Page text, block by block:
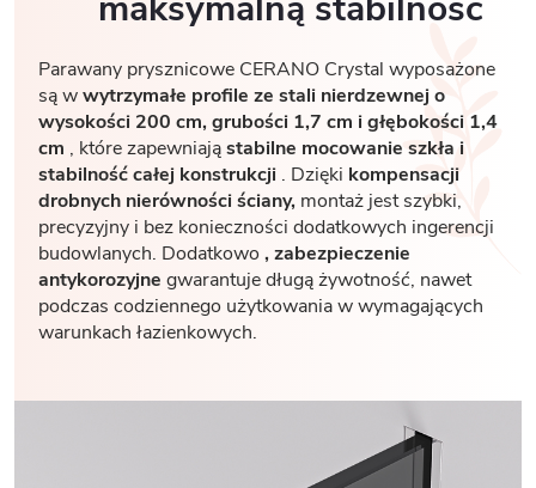
Parawany prysznicowe CERANO Crystal wyposażone
są wwytrzymałe profile ze stali nierdzewnej o
wysokości 200 cm, grubości 1,7 cm i głębokości 1,4
cm , które zapewniająstabilne mocowanie szkła i
stabilność całej konstrukcji . Dzięki kompensacji
drobnych nierówności ściany, montaż jest szybki,
precyzyjny i bez konieczności dodatkowych ingerencji
budowlanych. Dodatkowo , zabezpieczenie
antykorozyjne gwarantuje długą żywotność, nawet
podczas codziennego użytkowania w wymagających
warunkach łazienkowych.